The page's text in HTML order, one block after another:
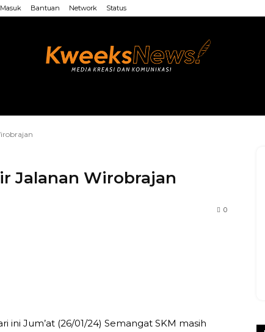
Masuk Bantuan Network Status
Jalanan Wirobrajan
0
ini Jum’at (26/01/24) Semangat SKM masih